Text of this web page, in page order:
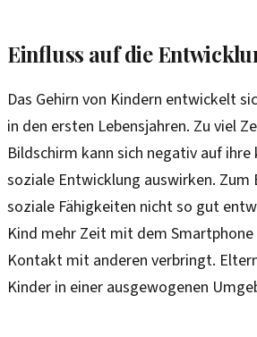
Einfluss auf die
Das Gehirn von Kindern entwickelt
in den ersten Lebensjahren. Zu viel
Bildschirm kann sich negativ auf
soziale Entwicklung auswirken. Zum
soziale Fähigkeiten nicht so gut
Kind mehr Zeit mit dem
Kontakt mit anderen verbringt.
Kinder in einer ausgewogenen